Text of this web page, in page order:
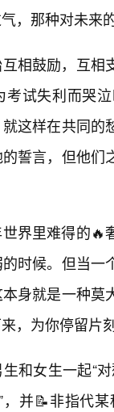
，那种对未来
相鼓励，互
试失利而哭
这样在共同
誓言，但他
界里难得的🔥
时候。但当
身就是一种
，为你停留片
和女生一起“
，并📝非指代